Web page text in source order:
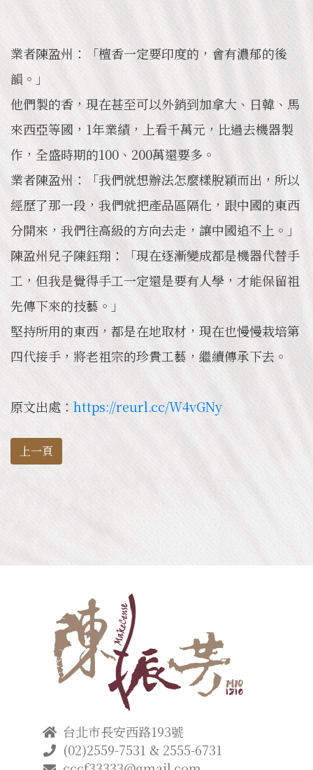
業者陳盈州：「檀香一定要印度的，會有濃郁的後
韻。」
他們製的香，現在甚至可以外銷到加拿大、日韓、馬
來西亞等國，1年業績，上看千萬元，比過去機器製
作，全盛時期的100、200萬還要多。
業者陳盈州：「我們就想辦法怎麼樣脫穎而出，所以
經歷了那一段，我們就把產品區隔化，跟中國的東西
分開來，我們往高級的方向去走，讓中國追不上。」
陳盈州兒子陳鈺翔：「現在逐漸變成都是機器代替手
工，但我是覺得手工一定還是要有人學，才能保留祖
先傳下來的技藝。」
堅持所用的東西，都是在地取材，現在也慢慢栽培第
四代接手，將老祖宗的珍貴工藝，繼續傳承下去。
原文出處： https://reurl.cc/W4vGNy
上一頁
台北市長安西路193號
(02)2559-7531 & 2555-6731